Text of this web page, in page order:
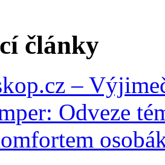
články